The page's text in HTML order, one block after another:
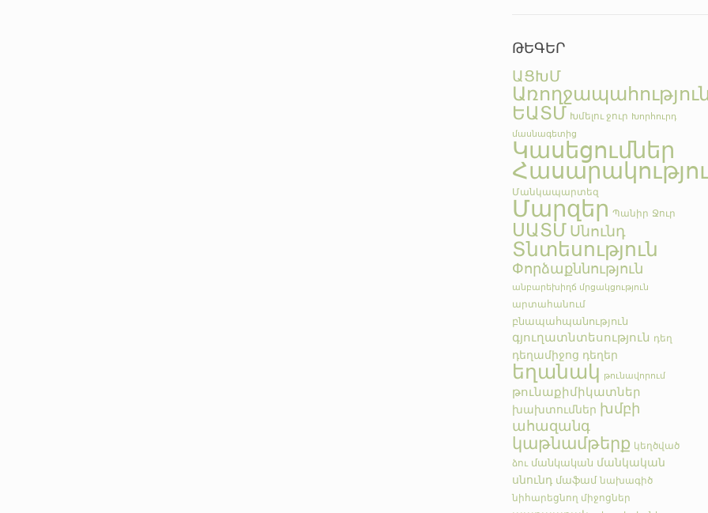
ԹԵԳԵՐ
ԱՑԽՄ
ԵԱՏՄ Խմելու ջուր Խորհուրդ
մասնագետից
Կասեցումներ
Մանկապարտեզ
Մարզեր Պանիր Ջուր
ՍԱՏՄ Սնունդ
Տնտեսություն
Փորձաքննություն
անբարեխիղճ մրցակցություն
արտահանում
բնապահպանություն
գյուղատնտեսություն դեղ
դեղամիջոց դեղեր
եղանակ թունավորում
թունաքիմիկատներ
խախտումներ խմբի
ահազանգ
կաթնամթերք կեղծված
ձու մանկական մանկական
սնունդ մաֆամ նախագիծ
նիհարեցնող միջոցներ